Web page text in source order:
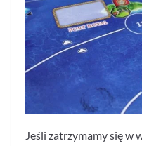
Jeśli zatrzymamy się w